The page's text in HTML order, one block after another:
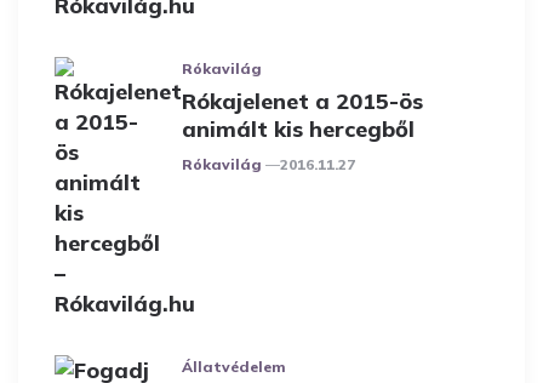
Rókavilág
Rókajelenet a 2015-ös
animált kis hercegből
Posted
Rókavilág 2016.11.27
Állatvédelem